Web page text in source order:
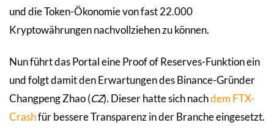
und die Token-Ökonomie von fast 22.000
Kryptowährungen nachvollziehen zu können.
Nun führt das Portal eine Proof of Reserves-Funktion ein
und folgt damit den Erwartungen des Binance-Gründer
Changpeng Zhao (CZ). Dieser hatte sich nachdem FTX-
Crashfür bessere Transparenz in der Branche eingesetzt.